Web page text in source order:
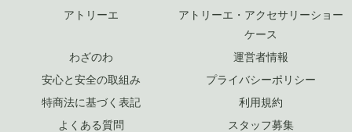
アトリーエ
アトリーエ・アクセサリーショー
ケース
わざのわ
運営者情報
安心と安全の取組み
プライバシーポリシー
特商法に基づく表記
利用規約
よくある質問
スタッフ募集